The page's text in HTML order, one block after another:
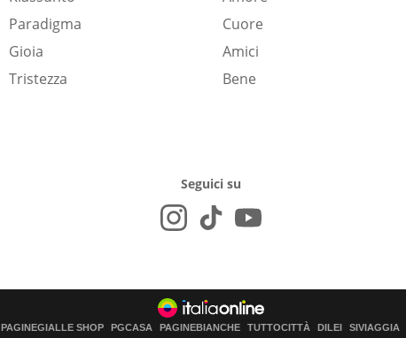
Paradigma
Gioia
Tristezza
Cuore
Amici
Bene
Seguici su
PAGINEGIALLE SHOP PGCASA PAGINEBIANCHE TUTTOCITTÀ DILEI SIVIAGGIA